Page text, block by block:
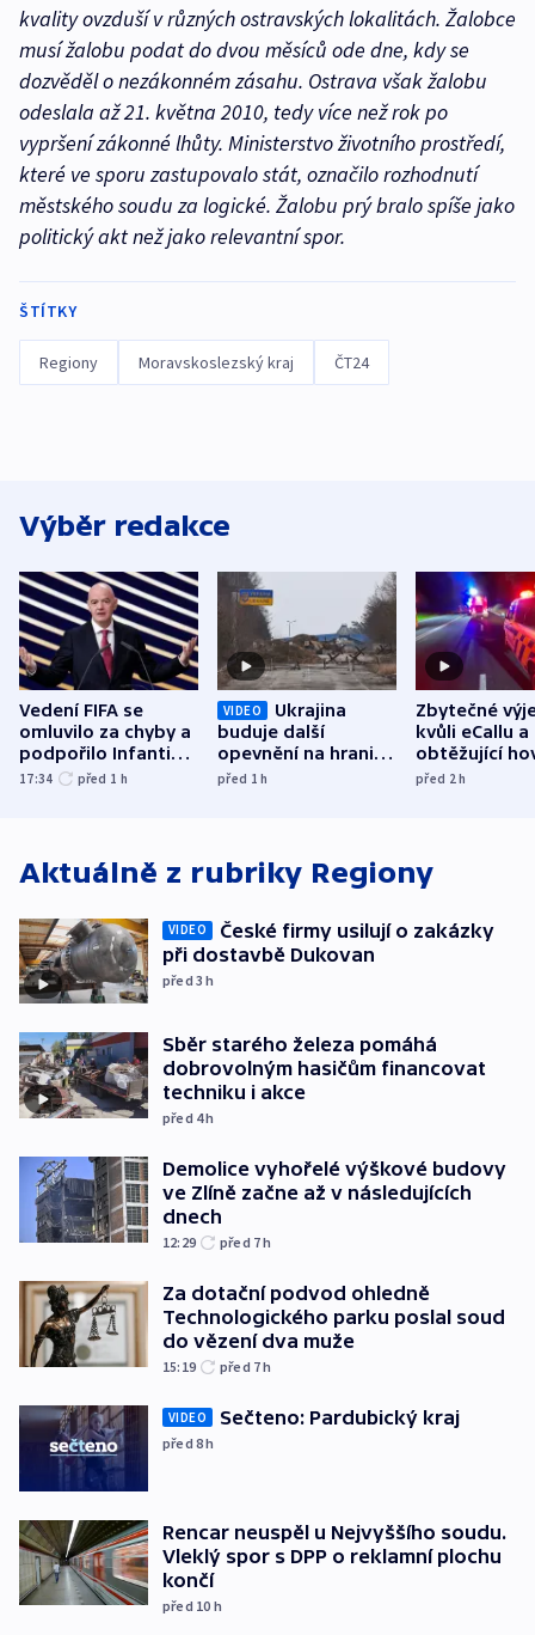
kvality ovzduší v různých ostravských lokalitách. Žalobce
musí žalobu podat do dvou měsíců ode dne, kdy se
dozvěděl o nezákonném zásahu. Ostrava však žalobu
odeslala až 21. května 2010, tedy více než rok po
vypršení zákonné lhůty. Ministerstvo životního prostředí,
které ve sporu zastupovalo stát, označilo rozhodnutí
městského soudu za logické. Žalobu prý bralo spíše jako
politický akt než jako relevantní spor.
ŠTÍTKY
Regiony Moravskoslezský kraj ČT24
Výběr redakce
Vedení FIFA se
omluvilo za chyby a
podpořilo Infantina.
UEFA trvá na
17:34 před 1 h
VIDEO
Ukrajina
buduje další
opevnění na hranici
s Běloruskem
před 1h
Zbytečné
kvůli eCallu a
obtěžující
zdržují
před 2h
Aktuálně z rubriky Regiony
VIDEO
České firmy usilují o zakázky
při dostavbě Dukovan
před 3h
Sběr starého železa pomáhá
dobrovolným hasičům financovat
techniku i akce
před 4h
Demolice vyhořelé výškové budovy
ve Zlíně začne až v následujících
dnech
12:29 před 7h
Za dotační podvod ohledně
Technologického parku poslal soud
do vězení dva muže
15:19 před 7h
VIDEO Sečteno: Pardubický kraj
před 8h
Rencar neuspěl u Nejvyššího soudu.
Vleklý spor s DPP o reklamní plochu
končí
před 10 h